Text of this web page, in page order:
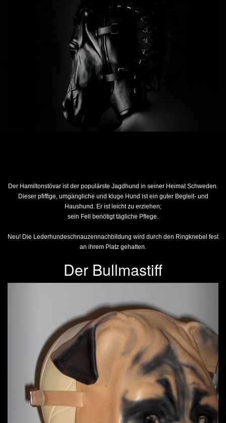
Der Hamiltonstövar ist der populärste Jagdhund in seiner Heimat Schweden.
Dieser pfiffige, umgängliche und kluge Hund ist ein guter Begleit- und
Haushund. Er ist leicht zu erziehen;
sein Fell benötigt tägliche Pflege.
Neu! Die Lederhundeschnauzennachbildung wird durch den Ringknebel fest
an ihrem Platz gehalten.
Der Bullmastiff